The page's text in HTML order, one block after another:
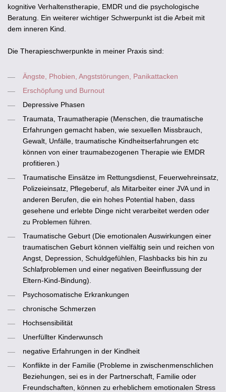
kognitive Verhaltenstherapie, EMDR und die psychologische
Beratung. Ein weiterer wichtiger Schwerpunkt ist die Arbeit mit
dem inneren Kind.
Die Therapieschwerpunkte in meiner Praxis sind:
Ängste, Phobien, Angststörungen, Panikattacken
Erschöpfung und Burnout
Depressive Phasen
Traumata, Traumatherapie (Menschen, die traumatische
Erfahrungen gemacht haben, wie sexuellen Missbrauch,
Gewalt, Unfälle, traumatische Kindheitserfahrungen etc
können von einer traumabezogenen Therapie wie EMDR
profitieren.)
Traumatische Einsätze im Rettungsdienst, Feuerwehreinsatz,
Polizeieinsatz, Pflegeberuf, als Mitarbeiter einer JVA und in
anderen Berufen, die ein hohes Potential haben, dass
gesehene und erlebte Dinge nicht verarbeitet werden oder
zu Problemen führen.
Traumatische Geburt (Die emotionalen Auswirkungen einer
traumatischen Geburt können vielfältig sein und reichen von
Angst, Depression, Schuldgefühlen, Flashbacks bis hin zu
Schlafproblemen und einer negativen Beeinflussung der
Eltern-Kind-Bindung).
Psychosomatische Erkrankungen
chronische Schmerzen
Hochsensibilität
Unerfüllter Kinderwunsch
negative Erfahrungen in der Kindheit
Konflikte in der Familie (Probleme in zwischenmenschlichen
Beziehungen, sei es in der Partnerschaft, Familie oder
Freundschaften, können zu erheblichem emotionalen Stress